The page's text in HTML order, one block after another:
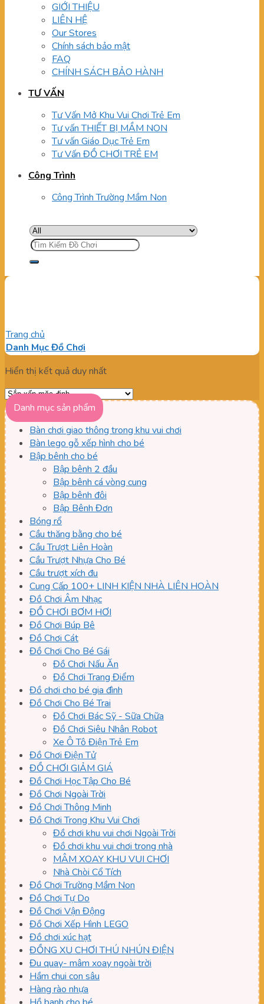
GIỚI THIỆU
LIÊN HỆ
Our Stores
Chính sách bảo mật
FAQ
CHÍNH SÁCH BẢO HÀNH
TƯ VẤN
Tư Vấn Mở Khu Vui Chơi Trẻ Em
Tư vấn THIẾT BỊ MẦM NON
Tư vấn Giáo Dục Trẻ Em
Tư Vấn ĐỒ CHƠI TRẺ EM
Công Trình
Công Trình Trường Mầm Non
Tìm
kiếm:
Trang chủ
Danh Mục Đồ Chơi
Hiển thị kết quả duy nhất
Danh mục sản phẩm
Bàn chơi giao thông trong khu vui chơi
Bàn lego gỗ xếp hình cho bé
Bập bênh cho bé
Bập bênh 2 đầu
Bập bênh cá vòng cung
Bập bênh đôi
Bập Bênh Đơn
Bóng rổ
Cầu thăng bằng cho bé
Cầu Trượt Liên Hoàn
Cầu Trượt Nhựa Cho Bé
Cầu trượt xích đu
Cung Cấp 100+ LINH KIỆN NHÀ LIÊN HOÀN
Đồ Chơi Âm Nhạc
ĐỒ CHƠI BƠM HƠI
Đồ Chơi Búp Bê
Đồ Chơi Cát
Đồ Chơi Cho Bé Gái
Đồ Chơi Nấu Ăn
Đồ Chơi Trang Điểm
Đồ chơi cho bé gia đình
Đồ Chơi Cho Bé Trai
Đồ Chơi Bác Sỹ - Sữa Chữa
Đồ Chơi Siêu Nhân Robot
Xe Ô Tô Điện Trẻ Em
Đồ Chơi Điện Tử
ĐỒ CHƠI GIẢM GIÁ
Đồ Chơi Học Tập Cho Bé
Đồ Chơi Ngoài Trời
Đồ Chơi Thông Minh
Đồ Chơi Trong Khu Vui Chơi
Đồ chơi khu vui chơi Ngoài Trời
Đồ chơi khu vui chơi trong nhà
MÂM XOAY KHU VUI CHƠI
Nhà Chòi Cổ Tích
Đồ Chơi Trường Mầm Non
Đồ Chơi Tự Do
Đồ Chơi Vận Động
Đồ Chơi Xếp Hình LEGO
Đồ chơi xúc hạt
ĐỒNG XU CHƠI THÚ NHÚN ĐIỆN
Đu quay- mâm xoay ngoài trời
Hầm chui con sâu
Hàng rào nhựa